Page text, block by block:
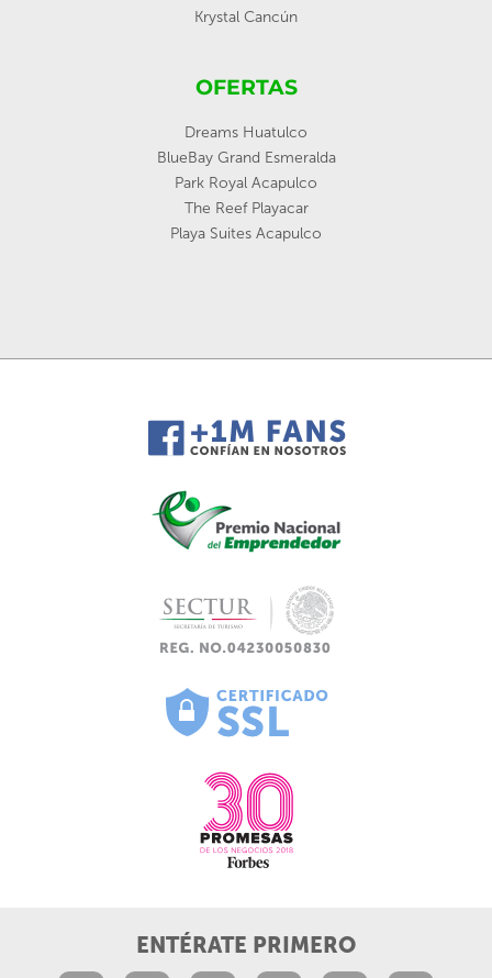
Krystal Cancún
OFERTAS
Dreams Huatulco
BlueBay Grand Esmeralda
Park Royal Acapulco
The Reef Playacar
Playa Suites Acapulco
ENTÉRATE PRIMERO